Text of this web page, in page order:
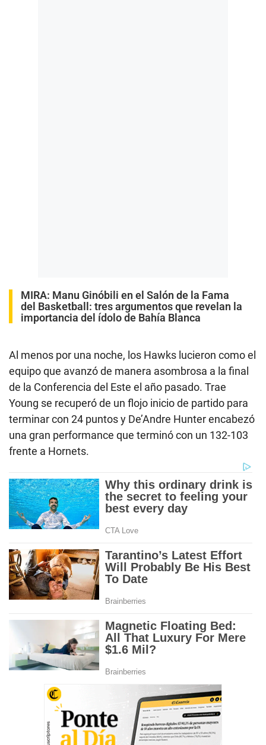
MIRA: Manu Ginóbili en el Salón de la Fama
del Basketball: tres argumentos que revelan la
importancia del ídolo de Bahía Blanca
Al menos por una noche, los Hawks lucieron como el
equipo que avanzó de manera asombrosa a la final
de la Conferencia del Este el año pasado. Trae
Young se recuperó de un flojo inicio de partido para
terminar con 24 puntos y De’Andre Hunter encabezó
una gran performance que terminó con un 132-103
frente a Hornets.